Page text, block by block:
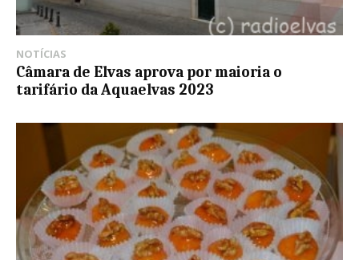
NOTÍCIAS
Câmara de Elvas aprova por maioria o
tarifário da Aquaelvas 2023